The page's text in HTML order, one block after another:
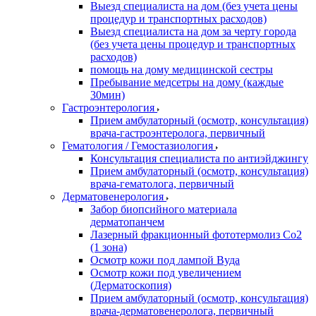
Выезд специалиста на дом (без учета цены
процедур и транспортных расходов)
Выезд специалиста на дом за черту города
(без учета цены процедур и транспортных
расходов)
помощь на дому медицинской сестры
Пребывание медсетры на дому (каждые
30мин)
Гастроэнтерология
Прием амбулаторный (осмотр, консультация)
врача-гастроэнтеролога, первичный
Гематология / Гемостазиология
Консультация специалиста по антиэйджингу
Прием амбулаторный (осмотр, консультация)
врача-гематолога, первичный
Дерматовенерология
Забор биопсийного материала
дерматопанчем
Лазерный фракционный фототермолиз Со2
(1 зона)
Осмотр кожи под лампой Вуда
Осмотр кожи под увеличением
(Дерматоскопия)
Прием амбулаторный (осмотр, консультация)
врача-дерматовенеролога, первичный